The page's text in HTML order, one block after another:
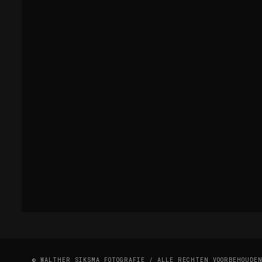
© WALTHER SIKSMA FOTOGRAFIE / ALLE RECHTEN VOORBEHOUDEN